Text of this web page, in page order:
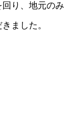
り、地元のみ
ました。